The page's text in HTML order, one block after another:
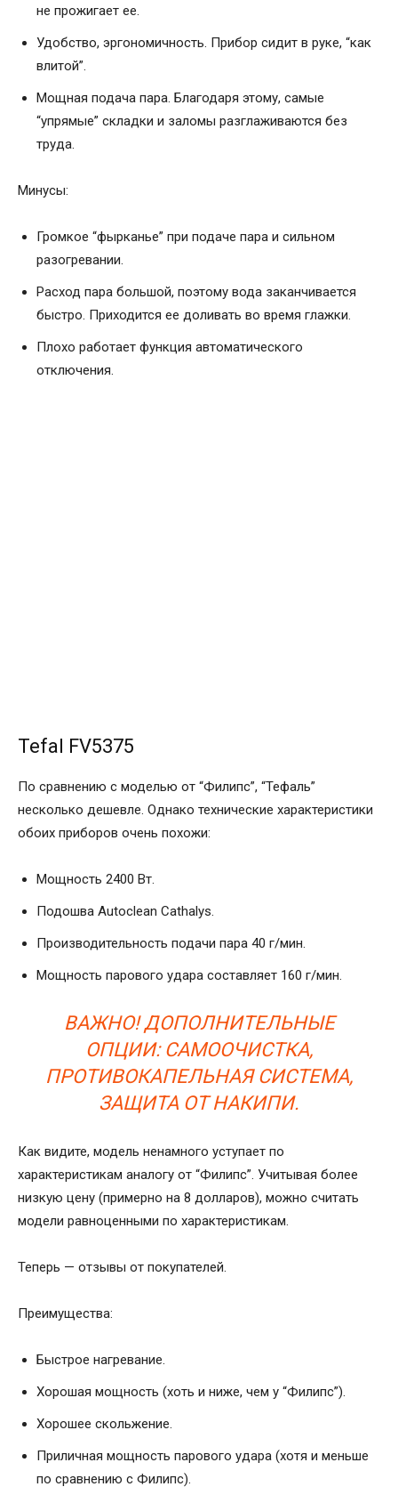
не прожигает ее.
Удобство, эргономичность. Прибор сидит в руке, “как
влитой”.
Мощная подача пара. Благодаря этому, самые
“упрямые” складки и заломы разглаживаются без
труда.
Минусы:
Громкое “фырканье” при подаче пара и сильном
разогревании.
Расход пара большой, поэтому вода заканчивается
быстро. Приходится ее доливать во время глажки.
Плохо работает функция автоматического
отключения.
Tefal FV5375
По сравнению с моделью от “Филипс”, “Тефаль”
несколько дешевле. Однако технические характеристики
обоих приборов очень похожи:
Мощность 2400 Вт.
Подошва Autoclean Cathalys.
Производительность подачи пара 40 г/мин.
Мощность парового удара составляет 160 г/мин.
ВАЖНО! ДОПОЛНИТЕЛЬНЫЕ
ОПЦИИ: САМООЧИСТКА,
ПРОТИВОКАПЕЛЬНАЯ СИСТЕМА,
ЗАЩИТА ОТ НАКИПИ.
Как видите, модель ненамного уступает по
характеристикам аналогу от “Филипс”. Учитывая более
низкую цену (примерно на 8 долларов), можно считать
модели равноценными по характеристикам.
Теперь — отзывы от покупателей.
Преимущества:
Быстрое нагревание.
Хорошая мощность (хоть и ниже, чем у “Филипс”).
Хорошее скольжение.
Приличная мощность парового удара (хотя и меньше
по сравнению с Филипс).